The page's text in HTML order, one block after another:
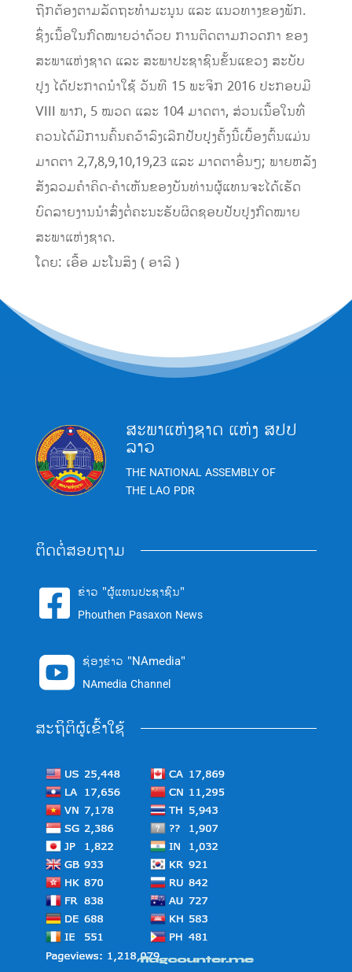
ຖືກຕ້ອງຕາມລັດຖະທຳມະນູນ ແລະ ແນວທາງຂອງພັກ.
ຊຶ່ງເນື້ອໃນກົດໝາຍວ່າດ້ວຍ ການຕິດຕາມກວດກາ ຂອງ
ສະພາແຫ່ງຊາດ ແລະ ສະພາປະຊາຊົນຂັ້ນແຂວງ ສະບັບ
ປຸງ ໄດ້ປະກາດນຳໃຊ້ ວັນທີ 15 ພະຈິກ 2016 ປະກອບມີ
VIII ພາກ, 5 ໝວດ ແລະ 104 ມາດຕາ, ສ່ວນເນື້ອໃນທີ່
ຄວນໄດ້ມີການຄົ້ນຄວ້າລົງເລີກປັບປຸງຄັ້ງນີ້ເບື້ອງຕົ້ນແມ່ນ
ມາດຕາ 2,7,8,9,10,19,23 ແລະ ມາດຕາອຶ່ນໆ; ພາຍຫລັງ
ສັງລວມຄໍາຄິດ-ຄໍາເຫັນຂອງບັນທ່ານຜູ້ແທນຈະໄດ້ເຮັດ
ບົດລາຍງານນຳສົ່ງຕໍ່ຄະນະຮັບຜິດຊອບປັບປຸງກົດໝາຍ
ສະພາແຫ່ງຊາດ.
ໂດຍ: ເອື້ອ ມະໂນສິງ ( ອາລີ )
ສະພາແຫ່ງຊາດ ແຫ່ງ ສປປ
ລາວ
THE NATIONAL ASSEMBLY OF
THE LAO PDR
ຕິດຕໍ່ສອບຖາມ
 ຂ່າວ "ຜູ້ແທນປະຊາຊົນ"
Phouthen Pasaxon News
 ຊ່ອງຂ່າວ "NAmedia"
NAmedia Channel
ສະຖິຕິຜູ້ເຂົ້າໃຊ້